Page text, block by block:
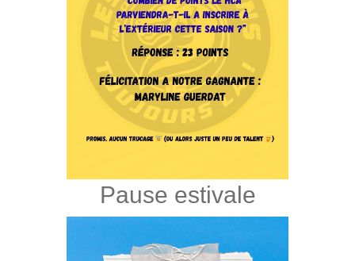
Pause estivale